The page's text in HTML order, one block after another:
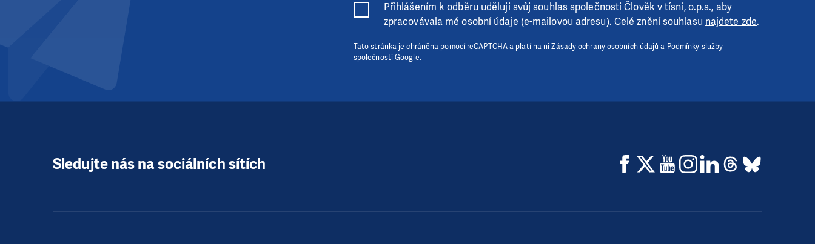
Přihlášením k odběru uděluji svůj souhlas společnosti Člověk v tísni, o.p.s., aby
zpracovávala mé osobní údaje (e-mailovou adresu). Celé znění souhlasu najdete zde.
Tato stránka je chráněna pomocí reCAPTCHA a platí na niZásady ochrany osobních údajů a Podmínky služby
společnosti Google.
Sledujte nás na sociálních sítích